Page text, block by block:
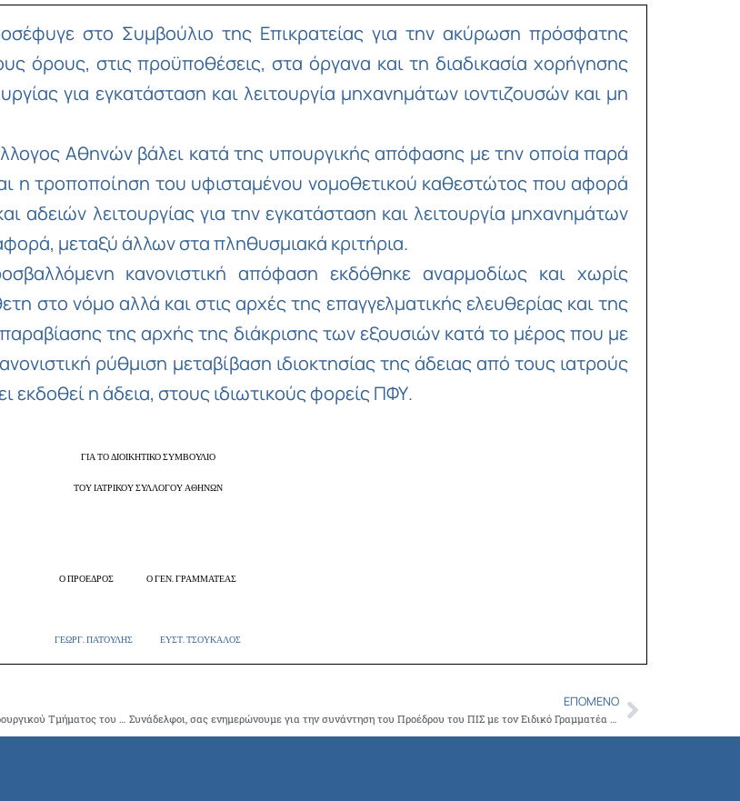
στο Συμβούλιο της Επικρατείας για την ακύρωση πρόσφατης
όρους, στις προϋποθέσεις, στα όργανα και τη διαδικασία χορήγησης
για εγκατάσταση και λειτουργία μηχανημάτων ιοντιζουσών και μη
Αθηνών βάλει κατά της υπουργικής απόφασης με την οποία παρά
η τροποποίηση του υφισταμένου νομοθετικού καθεστώτος που αφορά
αδειών λειτουργίας για την εγκατάσταση και λειτουργία μηχανημάτων
μεταξύ άλλων στα πληθυσμιακά κριτήρια.
κανονιστική απόφαση εκδόθηκε αναρμοδίως και χωρίς
στο νόμο αλλά και στις αρχές της επαγγελματικής ελευθερίας και της
της αρχής της διάκρισης των εξουσιών κατά το μέρος που με
ρύθμιση μεταβίβαση ιδιοκτησίας της άδειας από τους ιατρούς
εκδοθεί η άδεια, στους ιδιωτικούς φορείς ΠΦΥ.
ΓΙΑ ΤΟ ΔΙΟΙΚΗΤΙΚΟ ΣΥΜΒΟΥΛΙΟ
ΤΟΥ ΙΑΤΡΙΚΟΥ ΣΥΛΛΟΓΟΥ ΑΘΗΝΩΝ
Ο ΠΡΟΕΔΡΟΣ Ο ΓΕΝ. ΓΡΑΜΜΑΤΕΑΣ
ΓΕΩΡΓ. ΠΑΤΟΥΛΗΣ ΕΥΣΤ. ΤΣΟΥΚΑΛΟΣ
Ο Ιατρικός Σύλλογος Αθηνών αιτείται την επαναλειτουργία του Καρδιοχειρουργικού Τμήματος του Νοσοκομείου Παίδων «Αγ.Σοφία»
ΕΠΌΜΕΝΟ
Συνάδελφοι, σας ενημερώνουμε για την συνάντηση του Προέδρου του ΠΙΣ με τον Ειδικό Γραμματέα του ΣΔΟΕ όπου συζητήθηκαν φορολογικά θέματα των ιατρών και η στοχοποίηση του ιατρικού σώματοςNext